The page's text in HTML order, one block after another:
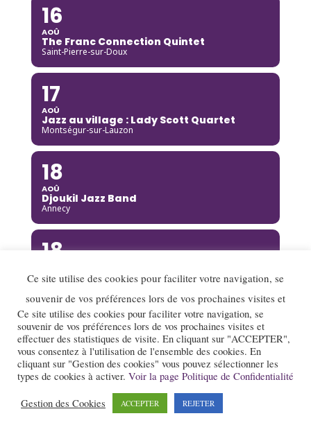
16
AOÛ
The Franc Connection Quintet
Saint-Pierre-sur-Doux
17
AOÛ
Jazz au village : Lady Scott Quartet
Montségur-sur-Lauzon
18
AOÛ
Djoukil Jazz Band
Annecy
18
Camille Heim Quintet
18
AOÛ
Benny Green
Annecy
19
Ce site utilise des cookies pour faciliter votre navigation, se
souvenir de vos préférences lors de vos prochaines visites et
Ce site utilise des cookies pour faciliter votre navigation, se
souvenir de vos préférences lors de vos prochaines visites et
effectuer des statistiques de visite. En cliquant sur "ACCEPTER",
vous consentez à l'utilisation de l'ensemble des cookies. En
cliquant sur "Gestion des cookies" vous pouvez sélectionner les
types de cookies à activer. Voir la page Politique de Confidentialité
Gestion des Cookies ACCEPTER REJETER